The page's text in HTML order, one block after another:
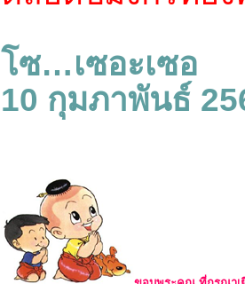
โซ…เซอะเซอ
10 กุมภาพันธ์